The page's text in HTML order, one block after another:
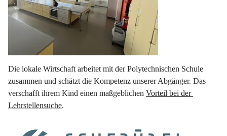
Die lokale Wirtschaft arbeitet mit der Polytechnischen Schule
zusammen und schätzt die Kompetenz unserer Abgänger. Das
verschafft ihrem Kind einen maßgeblichen Vorteil bei der
Lehrstellensuche.